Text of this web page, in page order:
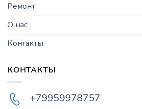
Ремонт
О нас
Контакты
КОНТАКТЫ
+79959978757